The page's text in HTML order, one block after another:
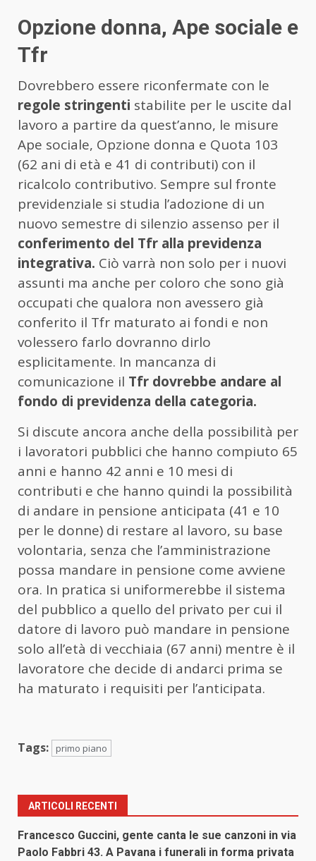
Opzione donna, Ape sociale e
Tfr
Dovrebbero essere riconfermate con le
regole stringenti stabilite per le uscite dal
lavoro a partire da quest’anno, le misure
Ape sociale, Opzione donna e Quota 103
(62 ani di età e 41 di contributi) con il
ricalcolo contributivo. Sempre sul fronte
previdenziale si studia l’adozione di un
nuovo semestre di silenzio assenso per il
conferimento del Tfr alla previdenza
integrativa. Ciò varrà non solo per i nuovi
assunti ma anche per coloro che sono già
occupati che qualora non avessero già
conferito il Tfr maturato ai fondi e non
volessero farlo dovranno dirlo
esplicitamente. In mancanza di
comunicazione il Tfr dovrebbe andare al
fondo di previdenza della categoria.
Si discute ancora anche della possibilità per
i lavoratori pubblici che hanno compiuto 65
anni e hanno 42 anni e 10 mesi di
contributi e che hanno quindi la possibilità
di andare in pensione anticipata (41 e 10
per le donne) di restare al lavoro, su base
volontaria, senza che l’amministrazione
possa mandare in pensione come avviene
ora. In pratica si uniformerebbe il sistema
del pubblico a quello del privato per cui il
datore di lavoro può mandare in pensione
solo all’età di vecchiaia (67 anni) mentre è il
lavoratore che decide di andarci prima se
ha maturato i requisiti per l’anticipata.
Tags: primo piano
ARTICOLI RECENTI
Francesco Guccini, gente canta le sue canzoni in via
Paolo Fabbri 43. A Pavana i funerali in forma privata